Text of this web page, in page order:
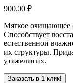
900.00 ₽
Мягкое очищающее
Cпособствует
естественной
их структуры.
утяжеляя их.
Заказать в 1 клик!